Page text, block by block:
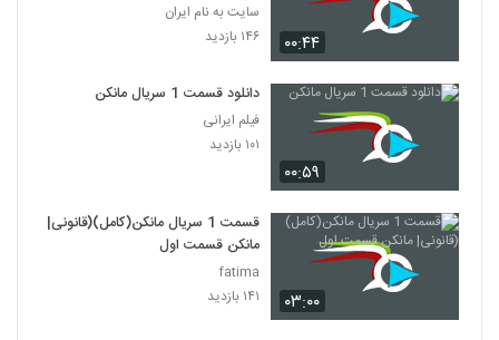
۰۰:۴۴
سایت به نام ایران
۱۴۶ بازدید
۰۰:۵۹
دانلود قسمت 1 سریال مانکن
فیلم ایرانی
۱۰۱ بازدید
۰۳:۰۰
قسمت 1 سریال مانکن(کامل)(قانونی|
مانکن قسمت اول
fatima
۱۴۱ بازدید